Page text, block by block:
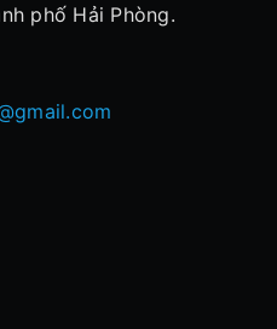
phố Hải Phòng.